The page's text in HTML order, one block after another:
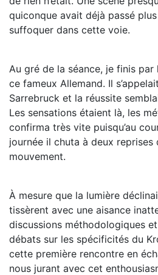
quiconque avait déjà passé
suffoquer dans cette voie.
Au gré de la séance, je finis
ce fameux Allemand. Il
Sarrebruck et la réussite
Les sensations étaient là, les
confirma très vite puisqu’au
journée il chuta à deux
mouvement.
À mesure que la lumière
tissèrent avec une aisance
discussions méthodologiques
débats sur les spécificités du
cette première rencontre en
nous jurant avec cet